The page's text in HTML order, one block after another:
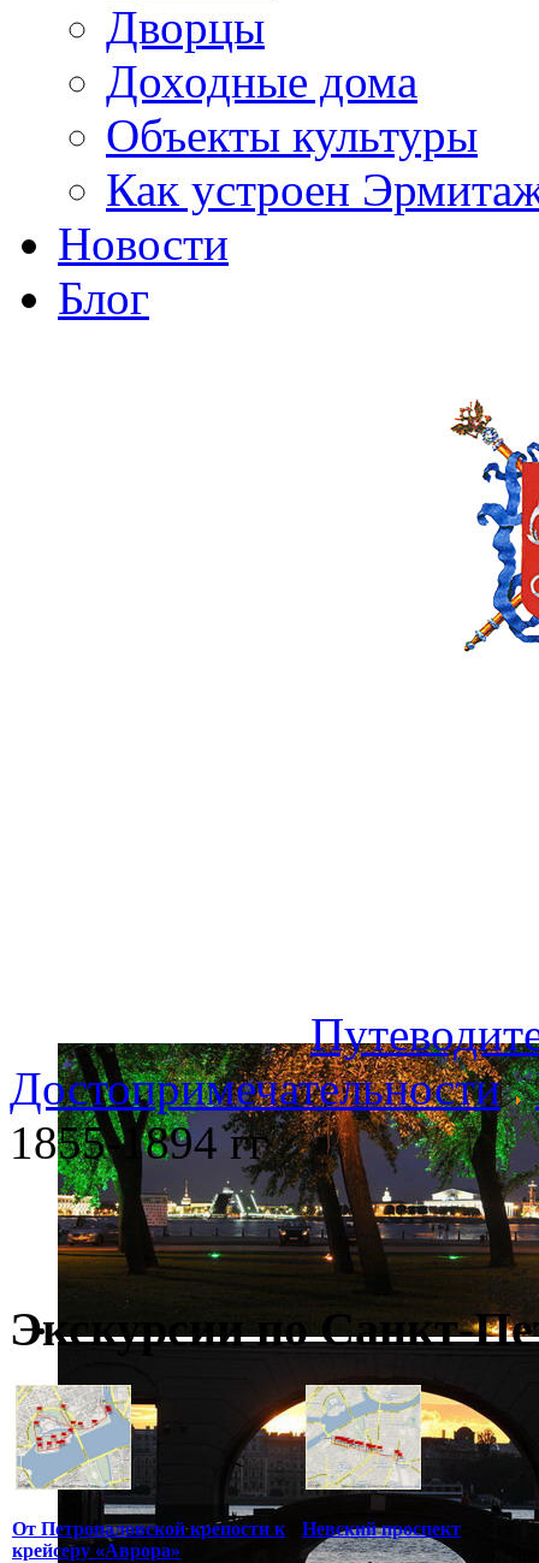
Дворцы
Доходные дома
Объекты культуры
Как устроен
Новости
Блог
Достопримечательности
1855-1894 гг
Экскурсии по Санкт-
От Петропаловской крепости к
крейсеру «Аврора»
Невский проспект